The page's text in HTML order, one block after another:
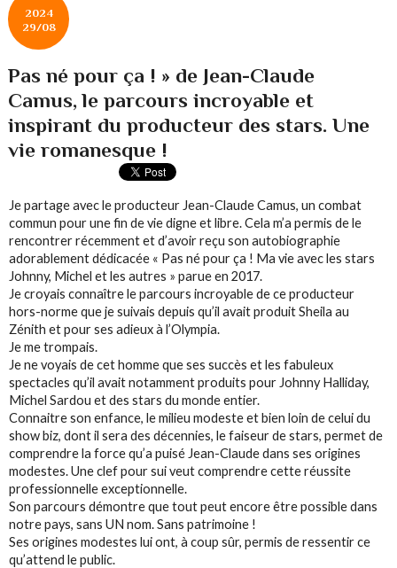
2024
29/08
Pas né pour ça ! » de Jean-Claude
Camus, le parcours incroyable et
inspirant du producteur des stars. Une
vie romanesque !
Je partage avec le producteur Jean-Claude Camus, un combat
commun pour une fin de vie digne et libre. Cela m’a permis de le
rencontrer récemment et d’avoir reçu son autobiographie
adorablement dédicacée « Pas né pour ça ! Ma vie avec les stars
Johnny, Michel et les autres » parue en 2017.
Je croyais connaître le parcours incroyable de ce producteur
hors-norme que je suivais depuis qu’il avait produit Sheila au
Zénith et pour ses adieux à l’Olympia.
Je me trompais.
Je ne voyais de cet homme que ses succès et les fabuleux
spectacles qu’il avait notamment produits pour Johnny Halliday,
Michel Sardou et des stars du monde entier.
Connaitre son enfance, le milieu modeste et bien loin de celui du
show biz, dont il sera des décennies, le faiseur de stars, permet de
comprendre la force qu’a puisé Jean-Claude dans ses origines
modestes. Une clef pour sui veut comprendre cette réussite
professionnelle exceptionnelle.
Son parcours démontre que tout peut encore être possible dans
notre pays, sans UN nom. Sans patrimoine !
Ses origines modestes lui ont, à coup sûr, permis de ressentir ce
qu’attend le public.